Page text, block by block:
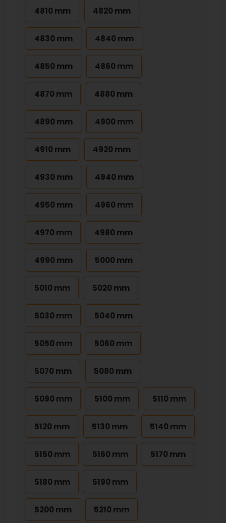
4810 mm 4820 mm
4830 mm 4840 mm
4850 mm 4860 mm
4870 mm 4880 mm
4890 mm 4900 mm
4910 mm 4920 mm
4930 mm 4940 mm
4950 mm 4960 mm
4970 mm 4980 mm
4990 mm 5000 mm
5010 mm 5020 mm
5030 mm 5040 mm
5050 mm 5060 mm
5070 mm 5080 mm
5090 mm 5100 mm 5110 mm
5120 mm 5130 mm 5140 mm
5150 mm 5160 mm 5170 mm
5180 mm 5190 mm
5200 mm 5210 mm